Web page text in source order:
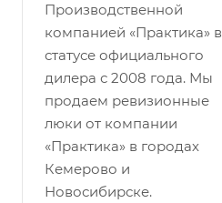
Производственной
компанией «Практика» в
статусе официального
дилера с 2008 года. Мы
продаем ревизионные
люки от компании
«Практика» в городах
Кемерово и
Новосибирске.